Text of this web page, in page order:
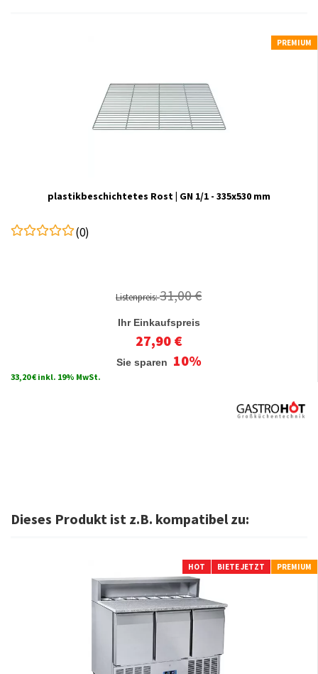
PREMIUM
plastikbeschichtetes Rost | GN 1/1 - 335x530 mm
(0)
Listenpreis:31,00 €
Ihr Einkaufspreis
27,90 €
Sie sparen 10%
33,20 € inkl. 19% MwSt.
Dieses Produkt ist z.B. kompatibel zu:
HOT BIETE JETZT PREMIUM